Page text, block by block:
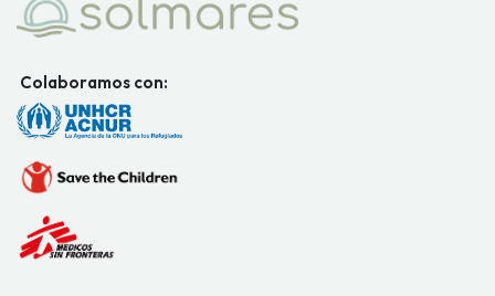
Colaboramos con: